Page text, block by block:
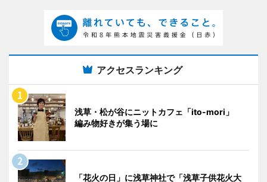
アクセスランキング
浅草・松が谷にニットカフェ「ito-mori」
編み物好きが集う場に
「花火の日」に浅草神社で「浅草子供花火大